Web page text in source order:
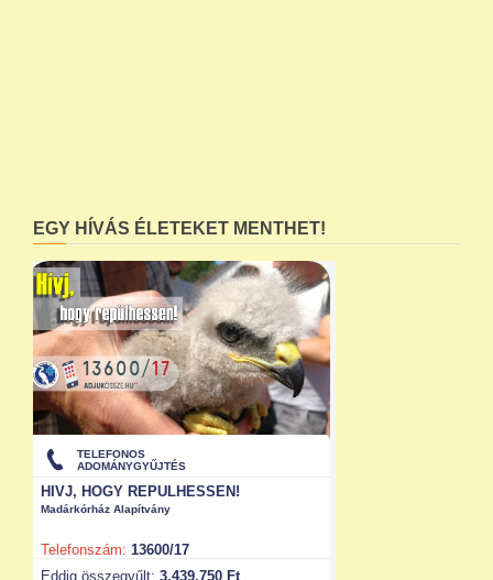
EGY HÍVÁS ÉLETEKET MENTHET!